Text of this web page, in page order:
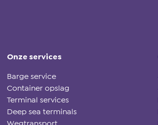
Onze services
Barge service
Container opslag
Terminal services
Deep sea terminals